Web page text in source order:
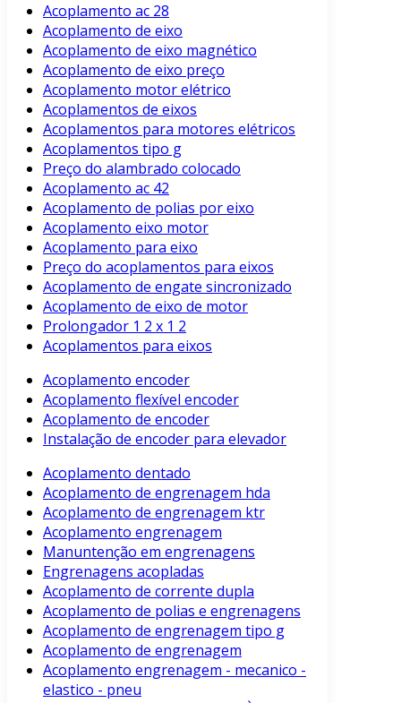
Acoplamento ac 28
Acoplamento de eixo
Acoplamento de eixo magnético
Acoplamento de eixo preço
Acoplamento motor elétrico
Acoplamentos de eixos
Acoplamentos para motores elétricos
Acoplamentos tipo g
Preço do alambrado colocado
Acoplamento ac 42
Acoplamento de polias por eixo
Acoplamento eixo motor
Acoplamento para eixo
Preço do acoplamentos para eixos
Acoplamento de engate sincronizado
Acoplamento de eixo de motor
Prolongador 1 2 x 1 2
Acoplamentos para eixos
Acoplamento encoder
Acoplamento flexível encoder
Acoplamento de encoder
Instalação de encoder para elevador
Acoplamento dentado
Acoplamento de engrenagem hda
Acoplamento de engrenagem ktr
Acoplamento engrenagem
Manuntenção em engrenagens
Engrenagens acopladas
Acoplamento de corrente dupla
Acoplamento de polias e engrenagens
Acoplamento de engrenagem tipo g
Acoplamento de engrenagem
Acoplamento engrenagem - mecanico -
elastico - pneu